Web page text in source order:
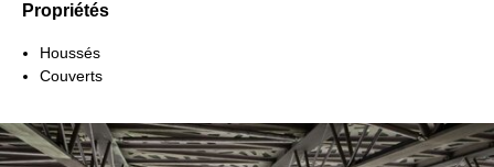
Propriétés
Houssés
Couverts